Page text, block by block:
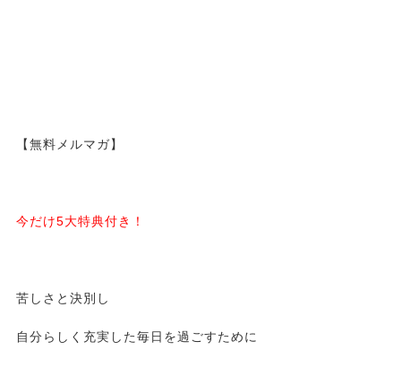
【無料メルマガ】
今だけ5大特典付き！
苦しさと決別し
自分らしく充実した毎日を過ごすために